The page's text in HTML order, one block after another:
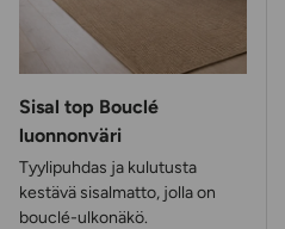
Sisal top Bouclé
luonnonväri
Tyylipuhdas ja kulutusta
kestävä sisalmatto, jolla on
bouclé-ulkonäkö.